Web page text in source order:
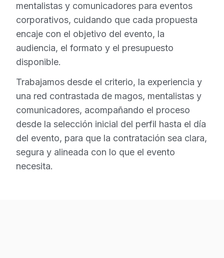
mentalistas y comunicadores para eventos
corporativos, cuidando que cada propuesta
encaje con el objetivo del evento, la
audiencia, el formato y el presupuesto
disponible.
Trabajamos desde el criterio, la experiencia y
una red contrastada de magos, mentalistas y
comunicadores, acompañando el proceso
desde la selección inicial del perfil hasta el día
del evento, para que la contratación sea clara,
segura y alineada con lo que el evento
necesita.